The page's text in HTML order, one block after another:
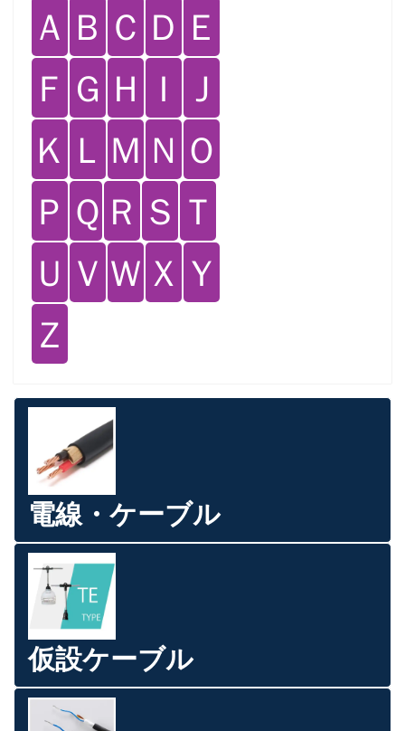
Ａ Ｂ Ｃ Ｄ Ｅ
Ｆ Ｇ Ｈ Ｉ Ｊ
Ｋ Ｌ Ｍ Ｎ Ｏ
Ｐ Ｑ Ｒ Ｓ Ｔ
Ｕ Ｖ Ｗ Ｘ Ｙ
Ｚ
電線・ケーブル
仮設ケーブル